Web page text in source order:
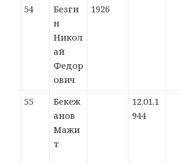
54
Безги
н
Никол
ай
Федор
ович
1926
55
Бекеж
анов
Мажи
т
12.01.1
944